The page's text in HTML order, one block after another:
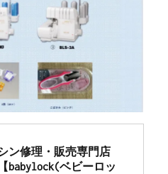
ン修理・販売専門店
babylock(ベビーロッ